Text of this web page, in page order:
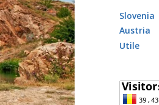
Slovenia
Austria
Utile